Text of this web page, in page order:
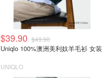
$39.90 $49.90
Uniqlo 100%澳洲美利奴羊毛衫 女装
UNIQLO